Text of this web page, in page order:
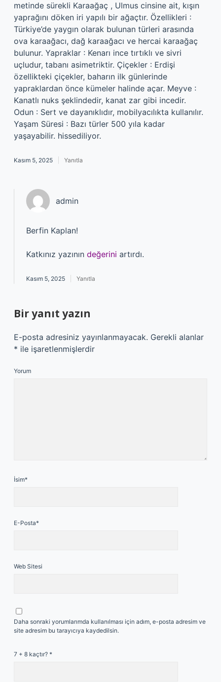
metinde sürekli Karaağaç , Ulmus cinsine ait, kışın
yaprağını döken iri yapılı bir ağaçtır. Özellikleri :
Türkiye’de yaygın olarak bulunan türleri arasında
ova karaağacı, dağ karaağacı ve hercai karaağaç
bulunur. Yapraklar : Kenarı ince tırtıklı ve sivri
uçludur, tabanı asimetriktir. Çiçekler : Erdişi
özellikteki çiçekler, baharın ilk günlerinde
yapraklardan önce kümeler halinde açar. Meyve :
Kanatlı nuks şeklindedir, kanat zar gibi incedir.
Odun : Sert ve dayanıklıdır, mobilyacılıkta kullanılır.
Yaşam Süresi : Bazı türler 500 yıla kadar
yaşayabilir. hissediliyor.
Kasım 5, 2025 Yanıtla
admin
Berfin Kaplan!
Katkınız yazının değerini artırdı.
Kasım 5, 2025 Yanıtla
Bir yanıt yazın
E-posta adresiniz yayınlanmayacak. Gerekli alanlar
* ile işaretlenmişlerdir
Yorum
İsim*
E-Posta*
Web Sitesi
Daha sonraki yorumlarımda kullanılması için adım, e-posta adresim ve
site adresim bu tarayıcıya kaydedilsin.
7 + 8 kaçtır? *